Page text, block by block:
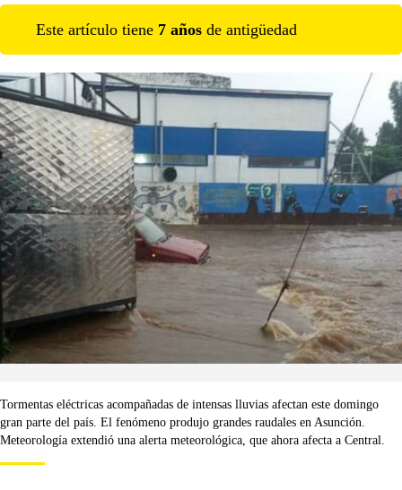
Este artículo tiene 7 años de antigüedad
Tormentas eléctricas acompañadas de intensas lluvias afectan este domingo
gran parte del país. El fenómeno produjo grandes raudales en Asunción.
Meteorología extendió una alerta meteorológica, que ahora afecta a Central.